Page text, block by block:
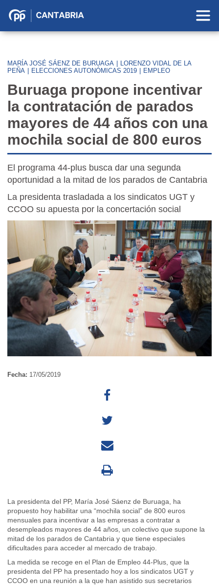
Partido
Cantabria
MARÍA JOSÉ SÁENZ DE BURUAGA
LORENZO VIDAL DE LA
PEÑA
ELECCIONES AUTONÓMICAS 2019 EMPLEO
Buruaga propone incentivar
la contratación de parados
mayores de 44 años con una
mochila social de 800 euros
El programa 44-plus busca dar una segunda
oportunidad a la mitad de los parados de Cantabria
La presidenta trasladada a los sindicatos UGT y
CCOO su apuesta por la concertación social
Fecha: 17/05/2019
La presidenta del PP, María José Sáenz de Buruaga, ha
propuesto hoy habilitar una “mochila social” de 800 euros
mensuales para incentivar a las empresas a contratar a
desempleados mayores de 44 años, un colectivo que supone la
mitad de los parados de Cantabria y que tiene especiales
dificultades para acceder al mercado de trabajo.
La medida se recoge en el Plan de Empleo 44-Plus, que la
presidenta del PP ha presentado hoy a los sindicatos UGT y
CCOO en una reunión a la que han asistido sus secretarios